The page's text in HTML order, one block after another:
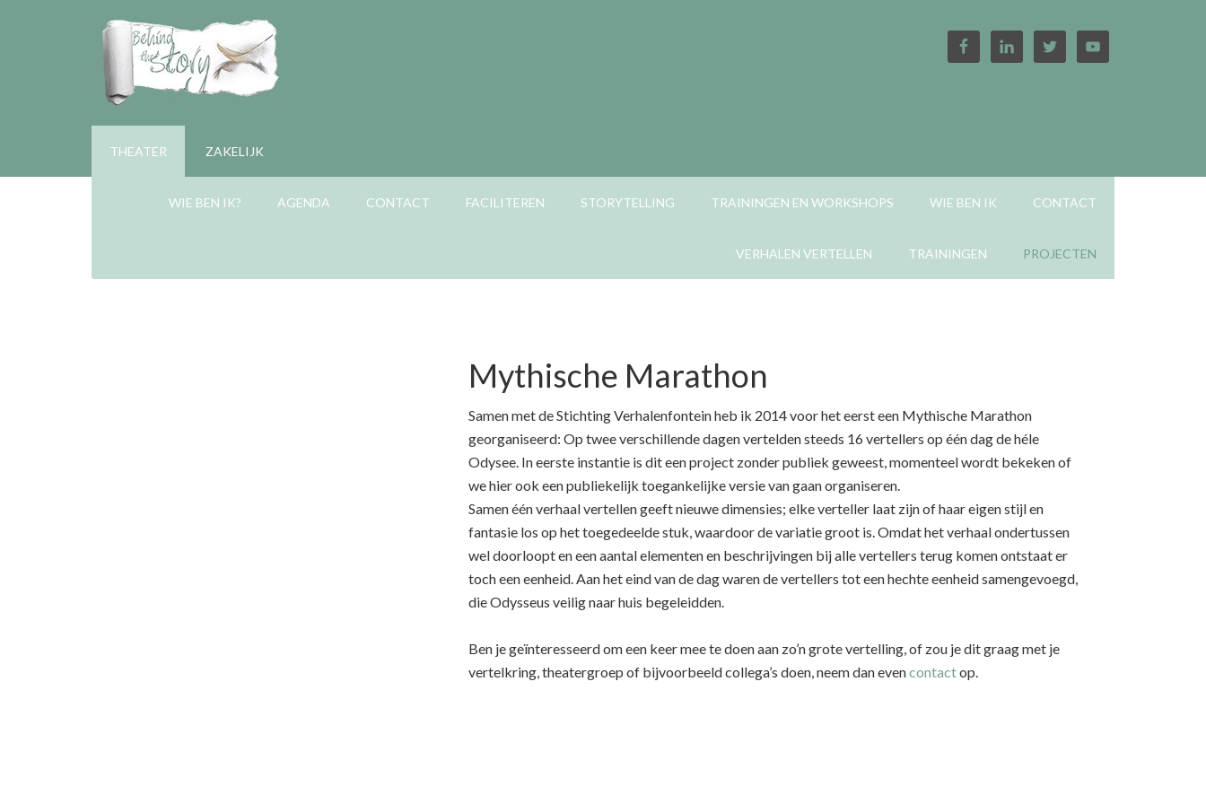
THEATER ZAKELIJK
CONTACT
WIE BEN IK
TRAININGEN EN WORKSHOPS
STORYTELLING
FACILITEREN
CONTACT
AGENDA
WIE BEN IK?
PROJECTEN
TRAININGEN
VERHALEN VERTELLEN
Mythische Marathon
Samen met de Stichting Verhalenfontein heb ik 2014 voor het eerst een Mythische Marathon
georganiseerd: Op twee verschillende dagen vertelden steeds 16 vertellers op één dag de héle
Odysee. In eerste instantie is dit een project zonder publiek geweest, momenteel wordt bekeken of
we hier ook een publiekelijk toegankelijke versie van gaan organiseren.
Samen één verhaal vertellen geeft nieuwe dimensies; elke verteller laat zijn of haar eigen stijl en
fantasie los op het toegedeelde stuk, waardoor de variatie groot is. Omdat het verhaal ondertussen
wel doorloopt en een aantal elementen en beschrijvingen bij alle vertellers terug komen ontstaat er
toch een eenheid. Aan het eind van de dag waren de vertellers tot een hechte eenheid samengevoegd,
die Odysseus veilig naar huis begeleidden.
Ben je geïnteresseerd om een keer mee te doen aan zo’n grote vertelling, of zou je dit graag met je
vertelkring, theatergroep of bijvoorbeeld collega’s doen, neem dan evencontactop.